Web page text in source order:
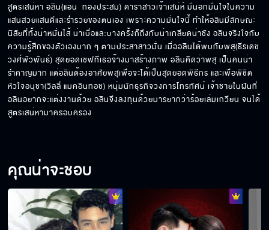
สูตรเสน่หา อลิน(แอน  ทองประสม) ดาราสาวเจ้าเสน่ห์ มั่นอกมั่นใจในความ
แสนสวยแสนดีและร่ำรวยของตนเอง เพราะความมั่นใจนี้ ทำให้อลินมีลักษณะ
นิสัยที่ทั้งน่าหมั่นไส้ น่าเบื่อและบางครั้งก็ถึงกับน่าเกลียดน่าชัง อลินจริงใจกับ
ความรู้สึกของตัวเองมาก ๆ ตามประสาสาวมั่น เมื่ออลินได้พบกับพสุ(ธีรเดช
วงศ์พัวพันธ์) สุดยอดเชฟที่เธอจ้างมาสร้างภาพ อลินคิดว่าพสุ เป็นคนน่า
รำคาญมาก แต่อลินต้องอาศัยพสุเพื่อจะได้เป็นสุดยอดพิธีกร และเพื่อพิชิต
หัวใจอนุชา(วิลลี่ แมคอินทอช) หนุ่มนักธุรกิจวงการโทรทัศน์ เจ้าชายในฝันที่
อลินอยากจะแต่งงานด้วย อลินจึงลงทุนด้วยมารยากว่าร้อยเล่มเกวียน จนได้
สูตรเสน่หามาครอบครอง
คุณน่าจะชอบ